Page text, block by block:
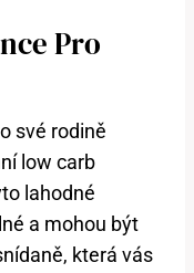
Pro
své rodině
low carb
lahodné
a mohou být
která vás